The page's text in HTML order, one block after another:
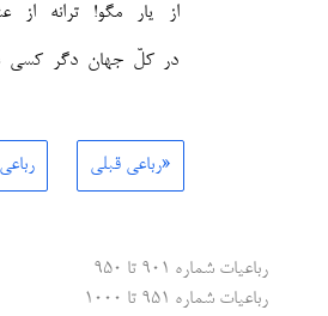
از یار مگو! ترانه از
در کلّ جهان دگر کسی
«رباعی قبلی
رباعیات شماره ۹۰۱ تا ۹۵۰
رباعیات شماره ۹۵۱ تا ۱۰۰۰